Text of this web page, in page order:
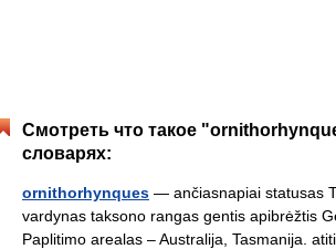
Смотреть что такое
словарях:
ornithorhynques — ančiasnapiai statusas
vardynas taksono rangas gentis apibrėžtis
Paplitimo arealas – Australija, Tasmanija.